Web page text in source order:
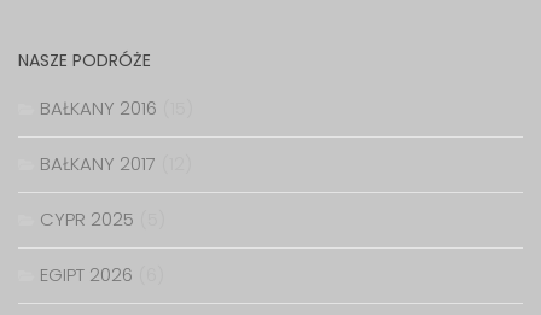
NASZE PODRÓŻE
BAŁKANY 2016
BAŁKANY 2017
CYPR 2025
EGIPT 2026